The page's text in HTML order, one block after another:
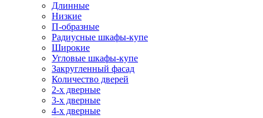
Длинные
Низкие
П-образные
Радиусные шкафы-купе
Широкие
Угловые шкафы-купе
Закругленный фасад
Количество дверей
2-х дверные
3-х дверные
4-х дверные